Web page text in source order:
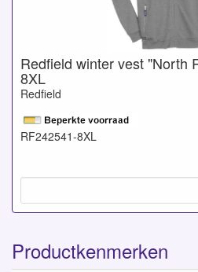
Redfield winter vest "North
8XL
Redfield
RF242541-8XL
Productkenmerken